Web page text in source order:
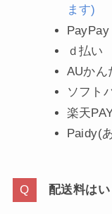
ます)
PayPay
ｄ払い
AUかん
ソフト
楽天
Paidy(
配送料は